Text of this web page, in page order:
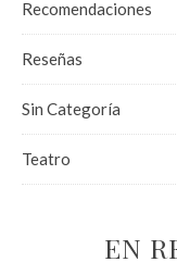
Recomendaciones
Reseñas
Sin Categoría
Teatro
EN